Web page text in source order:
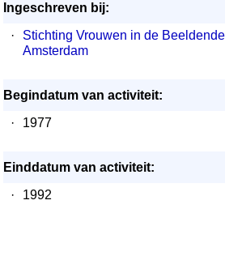
Ingeschreven bij:
·
Stichting Vrouwen in de
Amsterdam
Begindatum van activiteit:
·
1977
Einddatum van activiteit:
·
1992